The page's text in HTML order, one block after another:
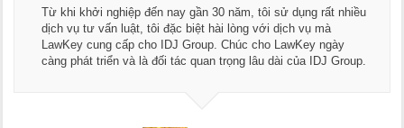
năm, tôi sử dụng rất nhiều
lòng với dịch vụ mà
Chúc cho LawKey ngày
trọng lâu dài của IDJ Group.
Thay mặt Công ty Dương
ngũ luật sư, kế toán của
dụng dịch vụ tư vấn pháp luật
Chúc các bạn phát triển hơn,